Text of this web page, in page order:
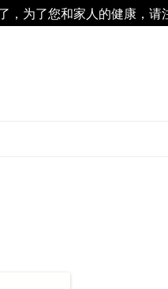
，为了您和家人的健康，请